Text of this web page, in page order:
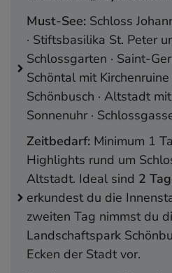
Grünen
8. Schlossgasse mit
9. Muttergotteskirche –
unscheinbarer Fassade
10. Saint-Germain-
am Main
Anreise
Fortbewegung
Unterkünfte
Beste Reisezeit und
❓ FAQ – Häufige Fragen
❓ Wie komme ich
❓ Warum nennt man
Must-See: Schloss
· Stiftsbasilika St. Peter
Schlossgarten · Saint-
Schöntal mit
Schönbusch · Altstadt
Sonnenuhr ·
Zeitbedarf: Minimum 1
Highlights rund um
Altstadt. Ideal sind 2
erkundest du die
zweiten Tag nimmst du
Landschaftspark
Ecken der Stadt vor.